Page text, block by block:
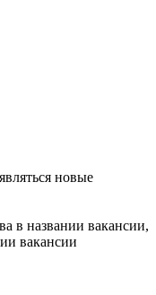
новые
в названии вакансии,
вакансии